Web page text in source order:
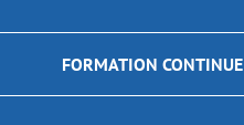
FORMATION CONTINUE